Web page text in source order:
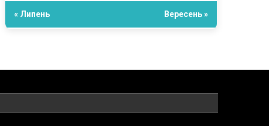
« Липень Вересень »